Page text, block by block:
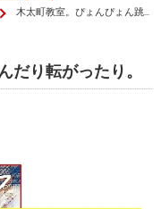
木太町教室。ぴょんぴょん跳んだり転がったり。
り転がったり。